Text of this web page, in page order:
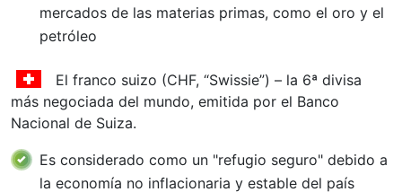
mercados de las materias primas, como el oro y el
petróleo
El franco suizo (CHF, “Swissie”) – la 6ª divisa
más negociada del mundo, emitida por el Banco
Nacional de Suiza.
Es considerado como un "refugio seguro" debido a
la economía no inflacionaria y estable del país